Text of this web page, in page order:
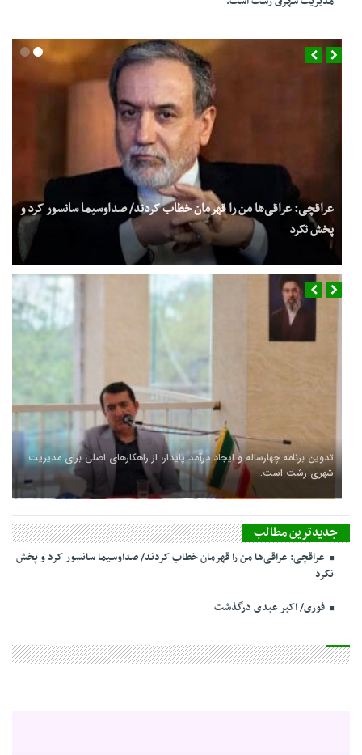
عراقچی: عراقی‌ها من را قهرمان خطاب کردند/ صداوسیما سانسور کرد و
پخش نکرد
تدوین برنامه چهارساله و ایجاد درآمد پایدار، از راهکارهای اصلی برای مدیریت
شهری رشت است.
جدیدترین مطالب
عراقچی: عراقی‌ها من را قهرمان خطاب کردند/ صداوسیما سانسور کرد و پخش
نکرد
فوری/ اکبر عبدی درگذشت